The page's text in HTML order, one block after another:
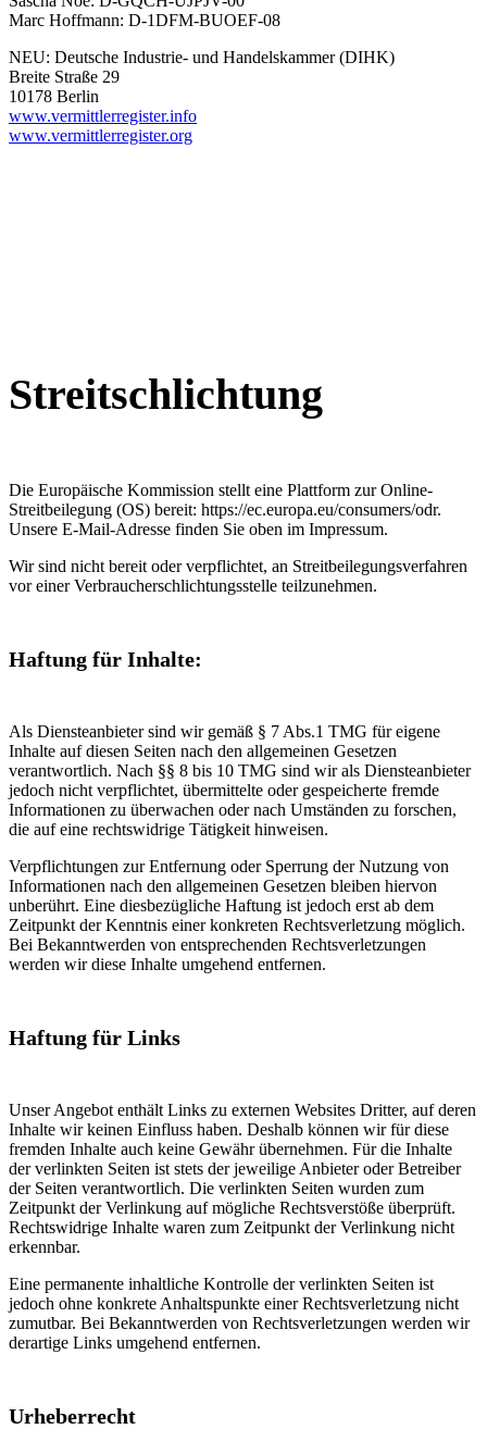
Marc Hoffmann: D-1DFM-BUOEF-08
NEU: Deutsche Industrie- und Handelskammer (DIHK)
Breite Straße 29
10178 Berlin
www.vermittlerregister.info
www.vermittlerregister.org
Streitschlichtung
Die Europäische Kommission stellt eine Plattform zur Online-
Streitbeilegung (OS) bereit: https://ec.europa.eu/consumers/odr.
Unsere E-Mail-Adresse finden Sie oben im Impressum.
Wir sind nicht bereit oder verpflichtet, an Streitbeilegungsverfahren
vor einer Verbraucherschlichtungsstelle teilzunehmen.
Haftung für Inhalte:
Als Diensteanbieter sind wir gemäß § 7 Abs.1 TMG für eigene
Inhalte auf diesen Seiten nach den allgemeinen Gesetzen
verantwortlich. Nach §§ 8 bis 10 TMG sind wir als Diensteanbieter
jedoch nicht verpflichtet, übermittelte oder gespeicherte fremde
Informationen zu überwachen oder nach Umständen zu forschen,
die auf eine rechtswidrige Tätigkeit hinweisen.
Verpflichtungen zur Entfernung oder Sperrung der Nutzung von
Informationen nach den allgemeinen Gesetzen bleiben hiervon
unberührt. Eine diesbezügliche Haftung ist jedoch erst ab dem
Zeitpunkt der Kenntnis einer konkreten Rechtsverletzung möglich.
Bei Bekanntwerden von entsprechenden Rechtsverletzungen
werden wir diese Inhalte umgehend entfernen.
Haftung für Links
Unser Angebot enthält Links zu externen Websites Dritter, auf deren
Inhalte wir keinen Einfluss haben. Deshalb können wir für diese
fremden Inhalte auch keine Gewähr übernehmen. Für die Inhalte
der verlinkten Seiten ist stets der jeweilige Anbieter oder Betreiber
der Seiten verantwortlich. Die verlinkten Seiten wurden zum
Zeitpunkt der Verlinkung auf mögliche Rechtsverstöße überprüft.
Rechtswidrige Inhalte waren zum Zeitpunkt der Verlinkung nicht
erkennbar.
Eine permanente inhaltliche Kontrolle der verlinkten Seiten ist
jedoch ohne konkrete Anhaltspunkte einer Rechtsverletzung nicht
zumutbar. Bei Bekanntwerden von Rechtsverletzungen werden wir
derartige Links umgehend entfernen.
Urheberrecht